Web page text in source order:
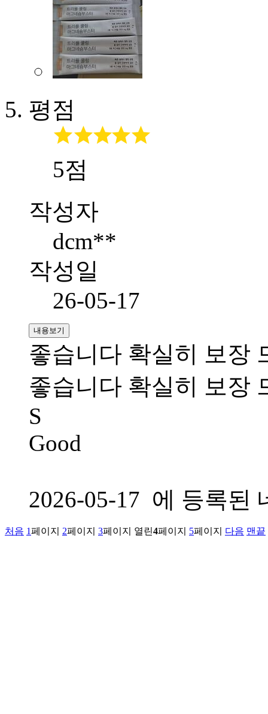
평점
5점
작성자
dcm**
작성일
26-05-17
내용보기
좋습니다 확실히 보장
좋습니다 확실히 보장
S
Good
2026-05-17 에 등록된
처음 1페이지 2페이지 3페이지 열린4페이지 5페이지 다음 맨끝